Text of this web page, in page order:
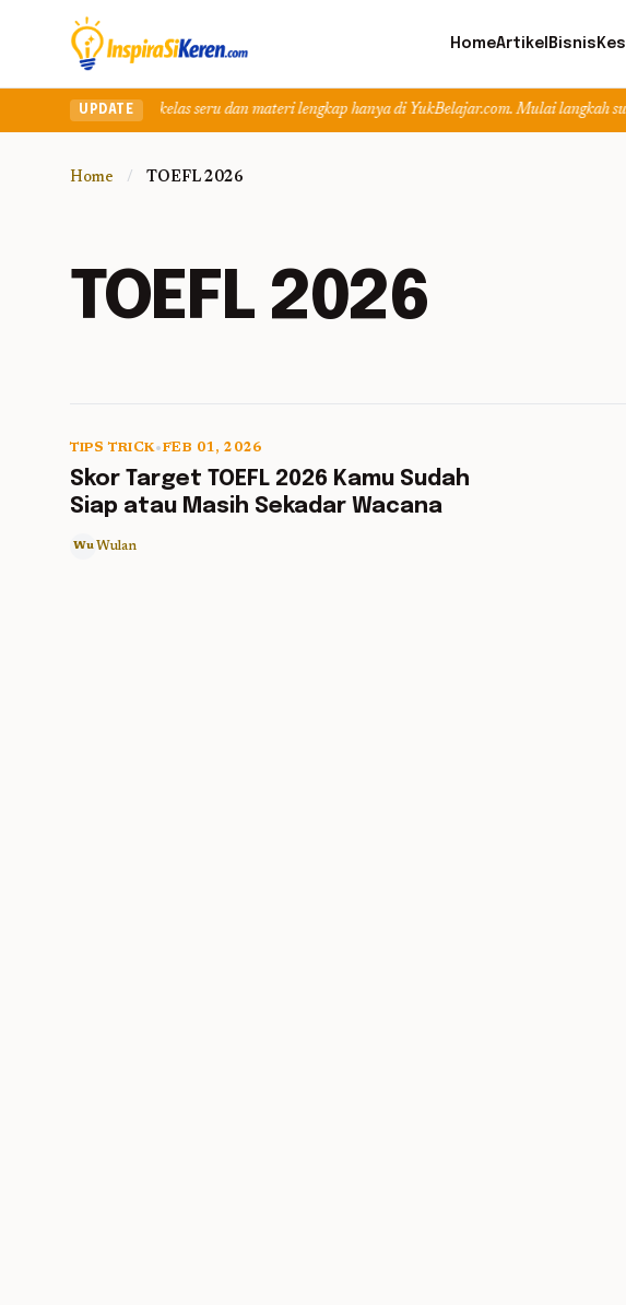
HomeArtikel Bisnis
UPDATE
Temukan kelas seru dan materi lengkap hanya di YukBelajar.com. Mulai langkah suksesmu
Home / TOEFL 2026
TOEFL 2026
5 min read
TIPS TRICK•FEB 01, 2026
Skor Target TOEFL 2026 Kamu Sudah
Siap atau Masih Sekadar Wacana
Wu Wulan